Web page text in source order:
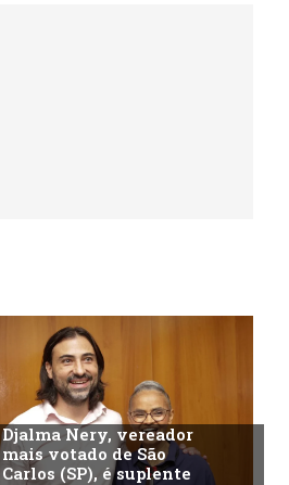
Djalma Nery, vereador
mais votado de São
Carlos (SP), é suplente